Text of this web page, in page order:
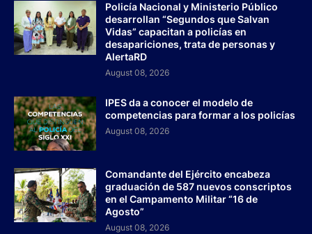
Policía Nacional y Ministerio Público
desarrollan “Segundos que Salvan
Vidas” capacitan a policías en
desapariciones, trata de personas y
AlertaRD
August 08, 2026
IPES da a conocer el modelo de
competencias para formar a los policías
August 08, 2026
Comandante del Ejército encabeza
graduación de 587 nuevos conscriptos
en el Campamento Militar “16 de
Agosto”
August 08, 2026